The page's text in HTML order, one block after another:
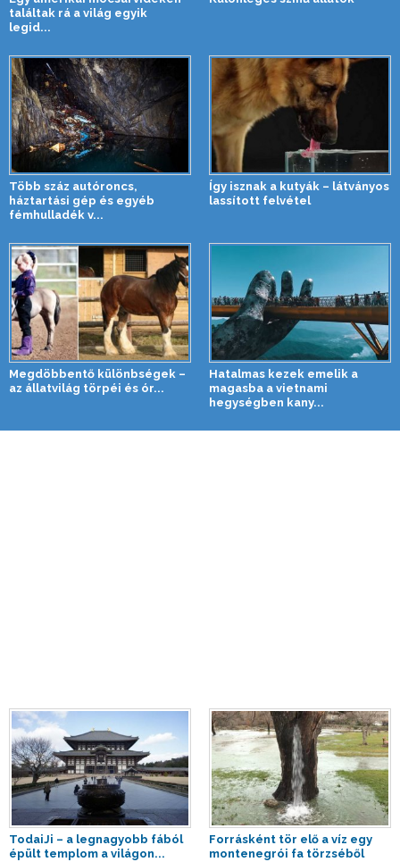
találtak rá a világ egyik
legid...
Több száz autóroncs,
háztartási gép és egyéb
fémhulladék v...
Így isznak a kutyák – látványos
lassított felvétel
Megdöbbentő különbségek –
az állatvilág törpéi és ór...
Hatalmas kezek emelik a
magasba a vietnami
hegységben kany...
TodaiJi – a legnagyobb fából
épült templom a világon...
Forrásként tör elő a víz egy
montenegrói fa törzséből